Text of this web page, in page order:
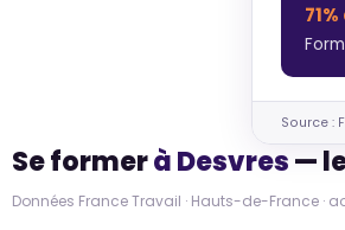
Source :
Se formerà Desvres—
Données France Travail · Hauts-de-France ·